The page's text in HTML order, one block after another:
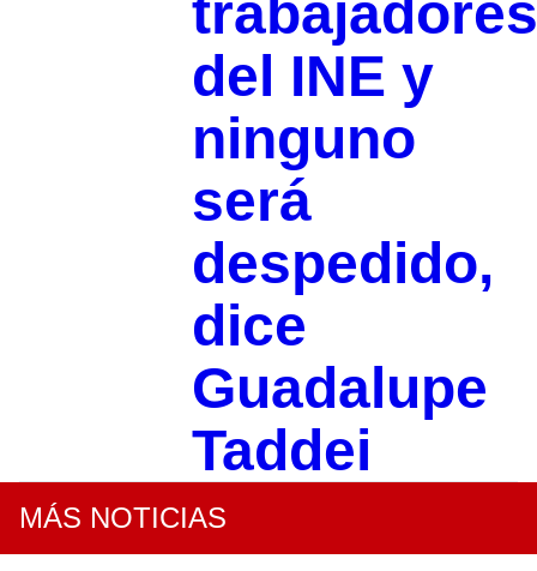
trabajadores
del INE y
ninguno
será
despedido,
dice
Guadalupe
Taddei
MÁS NOTICIAS